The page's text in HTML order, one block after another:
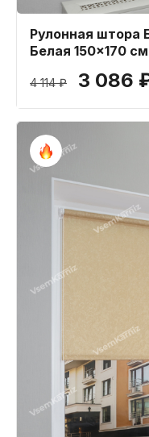
Рулонная штора
Белая 150x170 см
4 114 ₽ 3 086